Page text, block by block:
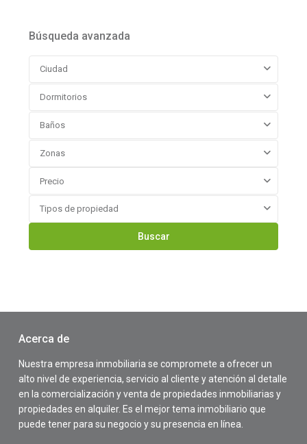
Búsqueda avanzada
Ciudad
Dormitorios
Baños
Zonas
Precio
Tipos de propiedad
Buscar
Acerca de
Nuestra empresa inmobiliaria se compromete a ofrecer un
alto nivel de experiencia, servicio al cliente y atención al detalle
en la comercialización y venta de propiedades inmobiliarias y
propiedades en alquiler. Es el mejor tema inmobiliario que
puede tener para su negocio y su presencia en línea.